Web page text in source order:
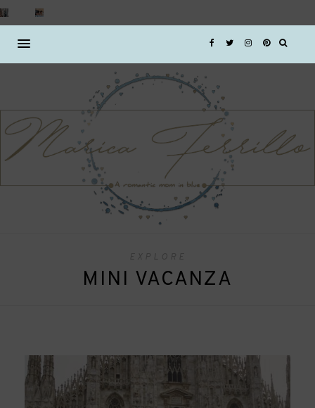
MINI VACANZA